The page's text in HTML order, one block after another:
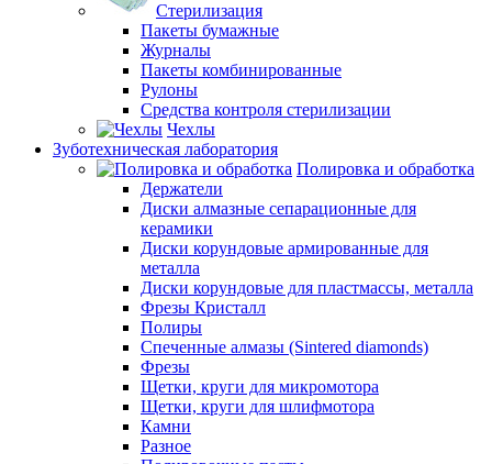
Стерилизация
Пакеты бумажные
Журналы
Пакеты комбинированные
Рулоны
Средства контроля стерилизации
Чехлы
Зуботехническая лаборатория
Полировка и обработка
Держатели
Диски алмазные сепарационные для
керамики
Диски корундовые армированные для
металла
Диски корундовые для пластмассы, металла
Фрезы Кристалл
Полиры
Спеченные алмазы (Sintered diamonds)
Фрезы
Щетки, круги для микромотора
Щетки, круги для шлифмотора
Камни
Разное